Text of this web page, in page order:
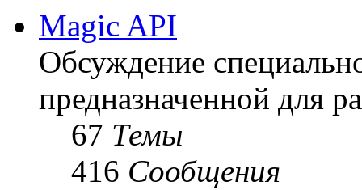
Magic API
Обсуждение
предназначенной для
67 Темы
416 Сообщения